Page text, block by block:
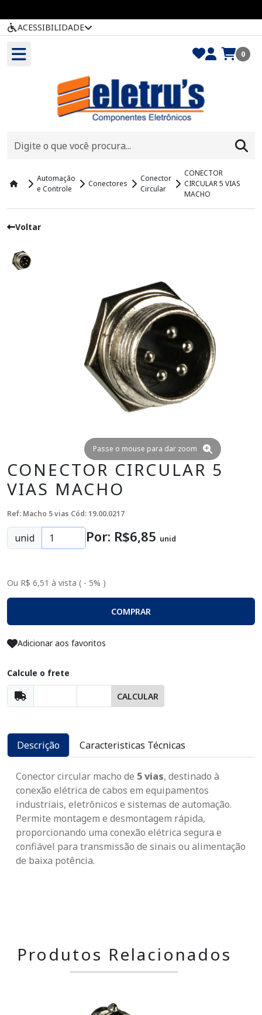
ACESSIBILIDADE
0
Automação
e Controle
Conectores
Conector
Circular
CONECTOR
CIRCULAR 5 VIAS
MACHO
Voltar
Passe o mouse para dar zoom
CONECTOR CIRCULAR 5
VIAS MACHO
Ref: Macho 5 vias Cód: 19.00.0217
unid Por: R$6,85 unid
Ou R$ 6,51 à vista ( - 5% )
COMPRAR
Adicionar aos favoritos
Calcule o frete
CALCULAR
Descrição Caracteristicas Técnicas
Conector circular macho de 5 vias, destinado à
conexão elétrica de cabos em equipamentos
industriais, eletrônicos e sistemas de automação.
Permite montagem e desmontagem rápida,
proporcionando uma conexão elétrica segura e
confiável para transmissão de sinais ou alimentação
de baixa potência.
Produtos Relacionados